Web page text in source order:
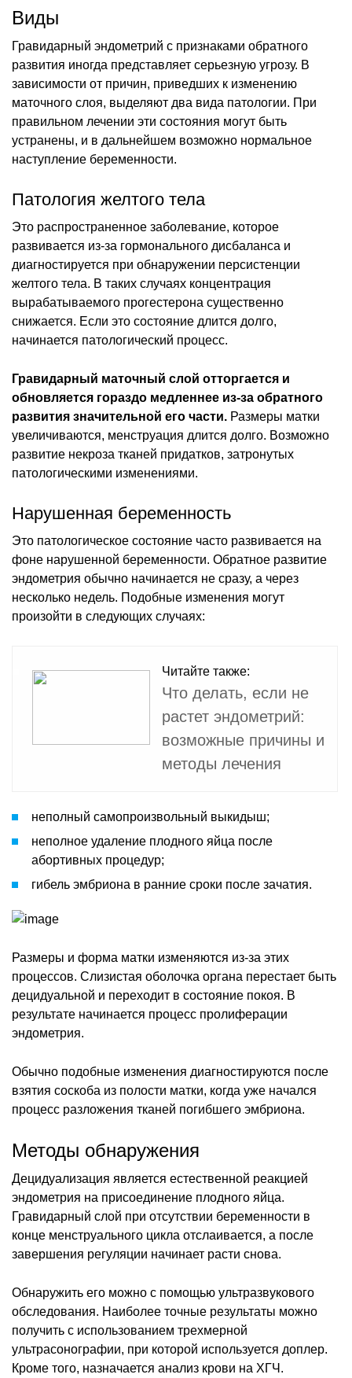
Виды
Гравидарный эндометрий с признаками обратного
развития иногда представляет серьезную угрозу. В
зависимости от причин, приведших к изменению
маточного слоя, выделяют два вида патологии. При
правильном лечении эти состояния могут быть
устранены, и в дальнейшем возможно нормальное
наступление беременности.
Патология желтого тела
Это распространенное заболевание, которое
развивается из-за гормонального дисбаланса и
диагностируется при обнаружении персистенции
желтого тела. В таких случаях концентрация
вырабатываемого прогестерона существенно
снижается. Если это состояние длится долго,
начинается патологический процесс.
Гравидарный маточный слой отторгается и
обновляется гораздо медленнее из-за обратного
развития значительной его части. Размеры матки
увеличиваются, менструация длится долго. Возможно
развитие некроза тканей придатков, затронутых
патологическими изменениями.
Нарушенная беременность
Это патологическое состояние часто развивается на
фоне нарушенной беременности. Обратное развитие
эндометрия обычно начинается не сразу, а через
несколько недель. Подобные изменения могут
произойти в следующих случаях:
Читайте также:
Что делать, если не
растет эндометрий:
возможные причины и
методы лечения
неполный самопроизвольный выкидыш;
неполное удаление плодного яйца после
абортивных процедур;
гибель эмбриона в ранние сроки после зачатия.
Размеры и форма матки изменяются из-за этих
процессов. Слизистая оболочка органа перестает быть
децидуальной и переходит в состояние покоя. В
результате начинается процесс пролиферации
эндометрия.
Обычно подобные изменения диагностируются после
взятия соскоба из полости матки, когда уже начался
процесс разложения тканей погибшего эмбриона.
Методы обнаружения
Децидуализация является естественной реакцией
эндометрия на присоединение плодного яйца.
Гравидарный слой при отсутствии беременности в
конце менструального цикла отслаивается, а после
завершения регуляции начинает расти снова.
Обнаружить его можно с помощью ультразвукового
обследования. Наиболее точные результаты можно
получить с использованием трехмерной
ультрасонографии, при которой используется доплер.
Кроме того, назначается анализ крови на ХГЧ.